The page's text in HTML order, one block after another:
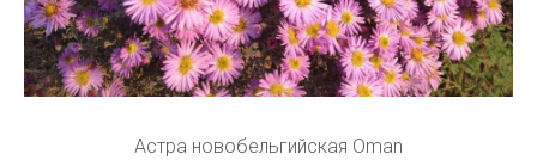
Астра новобельгийская Oman